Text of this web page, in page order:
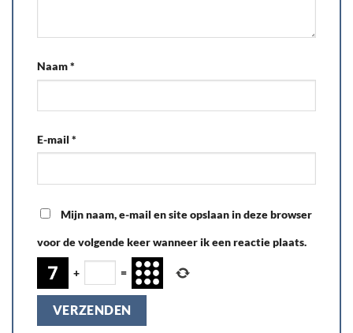
Naam*
E-mail *
Mijn naam, e-mail en site opslaan in deze browser
voor de volgende keer wanneer ik een reactie plaats.
+ =